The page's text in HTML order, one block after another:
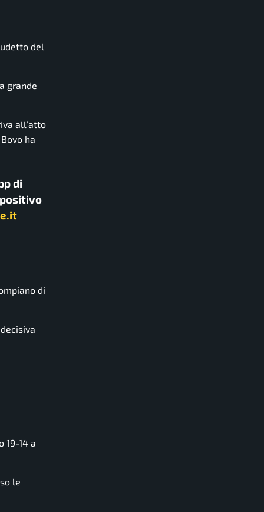
del
grande
all’atto
ha
di
di
19-14 a
le